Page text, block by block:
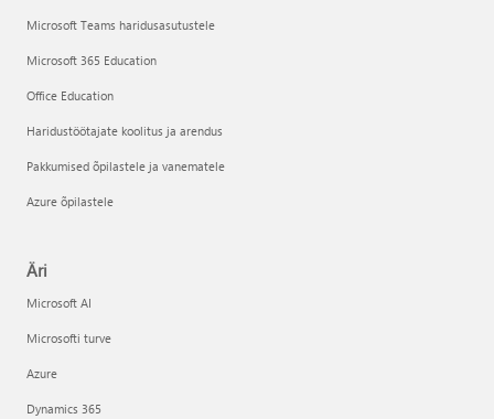
Microsoft Teams haridusasutustele
Microsoft 365 Education
Office Education
Haridustöötajate koolitus ja arendus
Pakkumised õpilastele ja vanematele
Azure õpilastele
Äri
Microsoft AI
Microsofti turve
Azure
Dynamics 365